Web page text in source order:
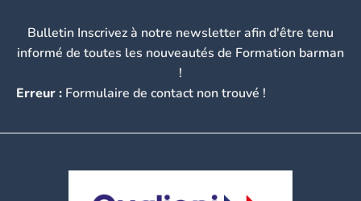
Bulletin Inscrivez à notre newsletter afin d'être tenu
informé de toutes les nouveautés de Formation barman
!
Erreur : Formulaire de contact non trouvé !